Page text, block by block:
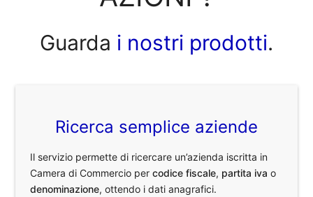
Guarda i nostri prodotti.
Ricerca semplice aziende
Il servizio permette di ricercare un’azienda iscritta in
Camera di Commercio percodice fiscale, partita iva o
denominazione, ottendo i dati anagrafici.